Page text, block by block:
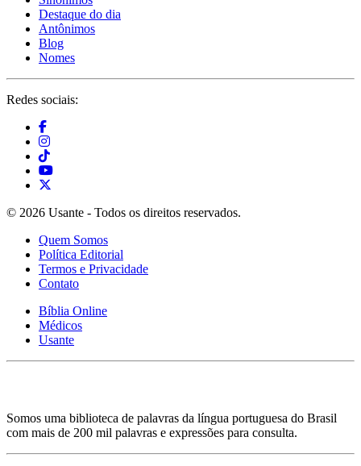
Destaque do dia
Antônimos
Blog
Nomes
Redes sociais:
© 2026 Usante - Todos os direitos reservados.
Quem Somos
Política Editorial
Termos e Privacidade
Contato
Bíblia Online
Médicos
Usante
Somos uma biblioteca de palavras da língua portuguesa do Brasil
com mais de 200 mil palavras e expressões para consulta.